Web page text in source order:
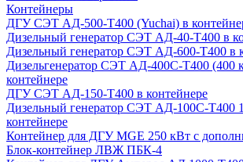
Контейнеры
ДГУ СЭТ АД-500-Т400 (Yuchai) в
Дизельный генератор СЭТ АД-40-Т400 в
Дизельный генератор СЭТ АД-600-Т400 в
Дизельгенератор СЭТ АД-400С-Т400 (400
контейнере
ДГУ СЭТ АД-150-Т400 в контейнере
Дизельный генератор СЭТ АД-100С-Т400
контейнере
Контейнер для ДГУ MGE 250 кВт с
Блок-контейнер ЛВЖ ПБК-4